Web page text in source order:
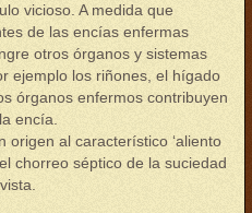
vicioso. A medida que
de las encías enfermas
otros órganos y sistemas
ejemplo los riñones, el hígado
órganos enfermos contribuyen
encía.
origen al característico ‘aliento
chorreo séptico de la suciedad